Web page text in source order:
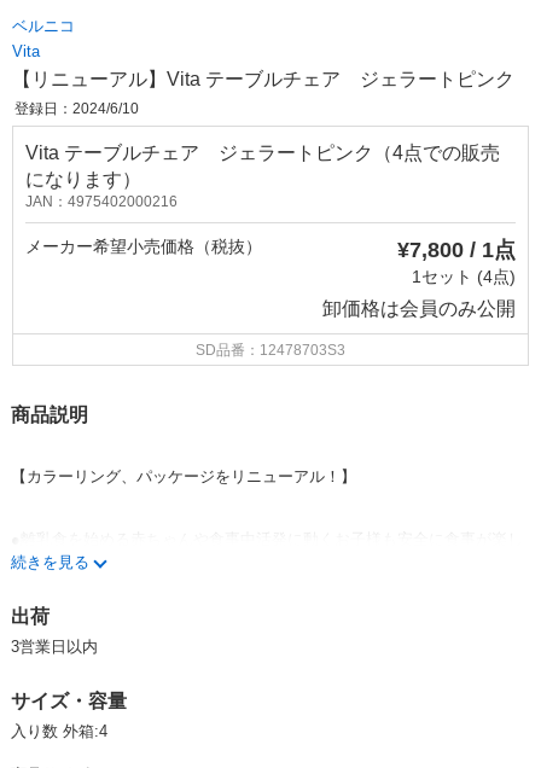
ベルニコ
Vita
【リニューアル】Vita テーブルチェア ジェラートピンク
登録日：2024/6/10
Vita テーブルチェア ジェラートピンク（4点での販売
になります）
JAN：4975402000216
メーカー希望小売価格（税抜） ¥7,800 / 1点
1セット (4点)
卸価格は会員のみ公開
SD品番：12478703S3
商品説明
【カラーリング、パッケージをリニューアル！】
めるようデザインされたテーブル装着型のベビーチェアです。
も大活躍！！
【こんなお悩みを解決！】
続きを見る
出荷
3営業日以内
サイズ・容量
入り数 外箱:4